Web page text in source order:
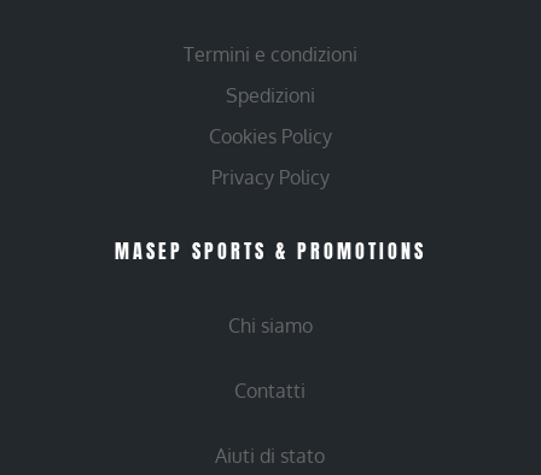
Termini e condizioni
Spedizioni
Cookies Policy
Privacy Policy
MASEP SPORTS & PROMOTIONS
Chi siamo
Contatti
Aiuti di stato